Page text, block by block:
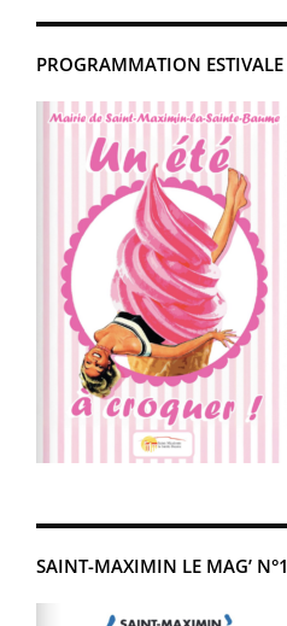
PROGRAMMATION ESTIVALE
SAINT-MAXIMIN LE MAG’ N°1